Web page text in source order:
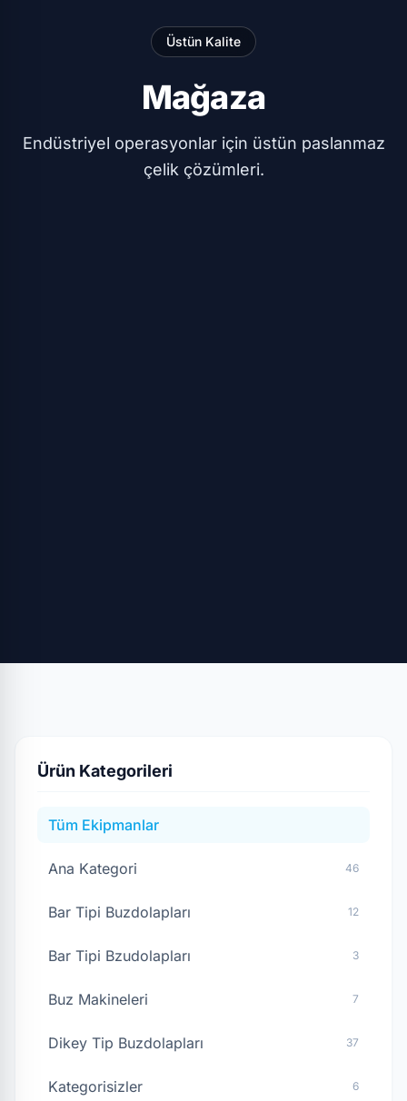
Üstün Kalite
Mağaza
Endüstriyel operasyonlar için üstün paslanmaz
çelik çözümleri.
Ürün Kategorileri
Tüm Ekipmanlar
Ana Kategori 46
Bar Tipi Buzdolapları 12
Bar Tipi Bzudolapları 3
Buz Makineleri 7
Dikey Tip Buzdolapları 37
Kategorisizler 6